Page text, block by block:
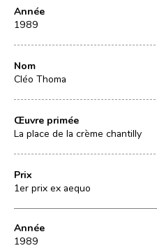
Année
1989
Nom
Cléo Thoma
Œuvre primée
La place de la crème chantilly
Prix
1er prix ex aequo
Année
1989